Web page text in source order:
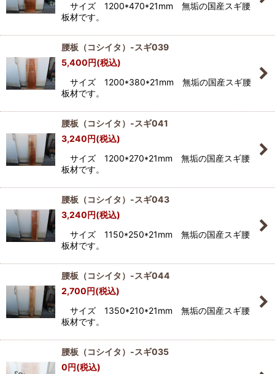
サイズ 1200*470*21mm 無垢の国産スギ腰
板材です。
腰板（コシイタ）-スギ039
5,400円(税込)
サイズ 1200*380*21mm 無垢の国産スギ腰
板材です。
腰板（コシイタ）-スギ041
3,240円(税込)
サイズ 1200*270*21mm 無垢の国産スギ腰
板材です。
腰板（コシイタ）-スギ043
3,240円(税込)
サイズ 1150*250*21mm 無垢の国産スギ腰
板材です。
腰板（コシイタ）-スギ044
2,700円(税込)
サイズ 1350*210*21mm 無垢の国産スギ腰
板材です。
腰板（コシイタ）-スギ035
0円(税込)